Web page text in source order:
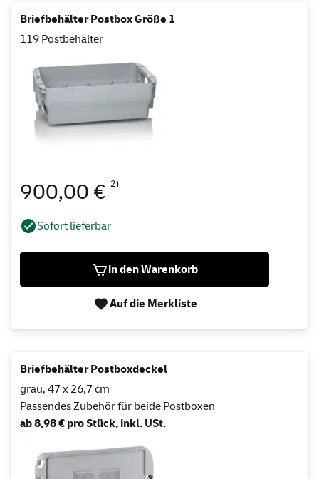
Briefbehälter Postbox Größe 1
119 Postbehälter
900,00 € 2)
Sofort lieferbar
in den Warenkorb
Auf die Merkliste
Briefbehälter Postboxdeckel
grau, 47 x 26,7 cm
Passendes Zubehör für beide Postboxen
ab 8,98 € pro Stück, inkl. USt.